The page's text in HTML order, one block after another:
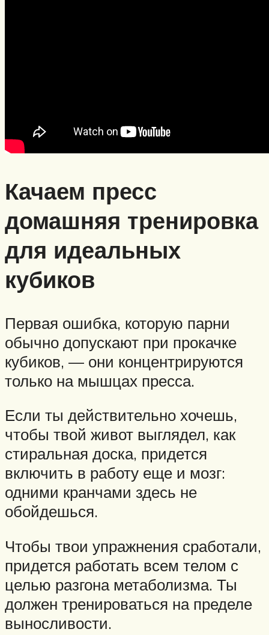
Качаем пресс
домашняя тренировка
для идеальных
кубиков
Первая ошибка, которую парни
обычно допускают при прокачке
кубиков, — они концентрируются
только на мышцах пресса.
Если ты действительно хочешь,
чтобы твой живот выглядел, как
стиральная доска, придется
включить в работу еще и мозг:
одними кранчами здесь не
обойдешься.
Чтобы твои упражнения сработали,
придется работать всем телом с
целью разгона метаболизма. Ты
должен тренироваться на пределе
выносливости.